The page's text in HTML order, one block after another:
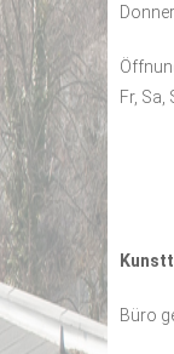
Fr,
Büro